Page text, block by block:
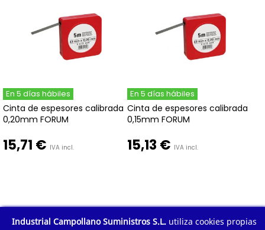
En 5 días hábiles
Cinta de espesores calibrada
0,20mm FORUM
15,71 € IVA incl.
En 5 días hábiles
Cinta de espesores calibrada
0,15mm FORUM
15,13 € IVA incl.
1 2
Industrial Campollano Suministros S.L. utiliza cookies propias